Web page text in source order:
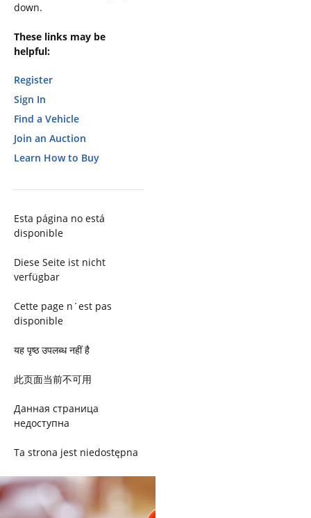
down.
These links may be
helpful:
Register
Sign In
Find a Vehicle
Join an Auction
Learn How to Buy
Esta página no está
disponible
Diese Seite ist nicht
verfügbar
Cette page n´est pas
disponible
यह पृष्ठ उपलब्ध नहीं है
此页面当前不可用
Данная страница
недоступна
Ta strona jest niedostępna
Trang này không có
Esta página não está